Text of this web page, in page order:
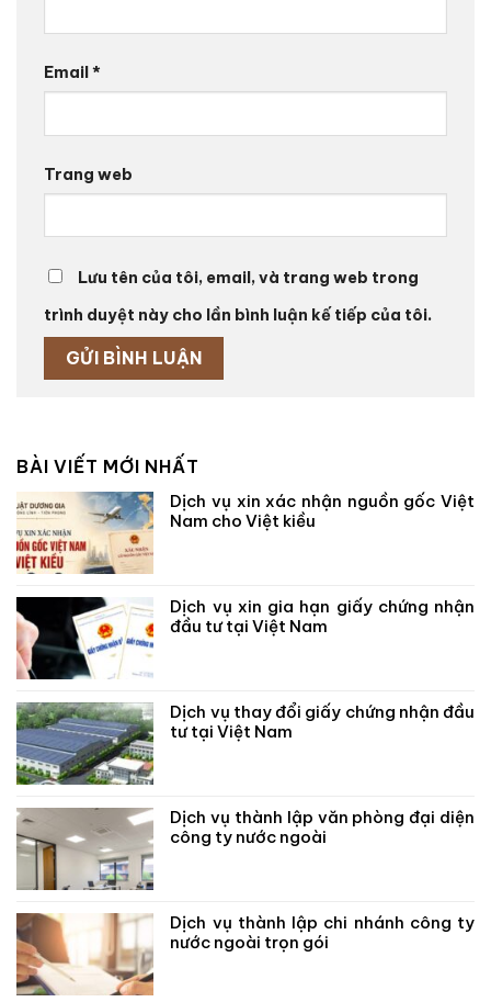
Email*
Trang web
Lưu tên của tôi, email, và trang web trong
trình duyệt này cho lần bình luận kế tiếp của tôi.
BÀI VIẾT MỚI NHẤT
Dịch vụ xin xác nhận nguồn gốc Việt
Nam cho Việt kiều
Dịch vụ xin gia hạn giấy chứng nhận
đầu tư tại Việt Nam
Dịch vụ thay đổi giấy chứng nhận đầu
tư tại Việt Nam
Dịch vụ thành lập văn phòng đại diện
công ty nước ngoài
Dịch vụ thành lập chi nhánh công ty
nước ngoài trọn gói